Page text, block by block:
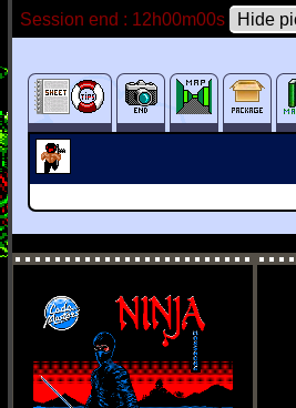
Session end : 12h00m00s
Hide